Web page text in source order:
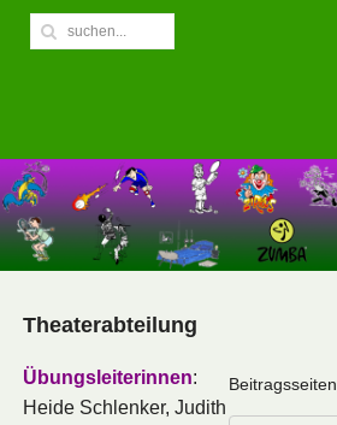
Theaterabteilung
Beitragsseiten
Übungsleiterinnen:
Heide Schlenker, Judith